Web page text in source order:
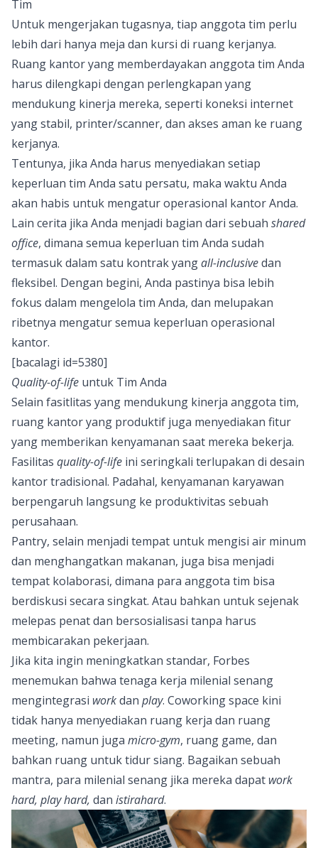
Tim
Untuk mengerjakan tugasnya, tiap anggota tim perlu
lebih dari hanya meja dan kursi di ruang kerjanya.
Ruang kantor yang memberdayakan anggota tim Anda
harus dilengkapi dengan perlengkapan yang
mendukung kinerja mereka, seperti koneksi internet
yang stabil, printer/scanner, dan akses aman ke ruang
kerjanya.
Tentunya, jika Anda harus menyediakan setiap
keperluan tim Anda satu persatu, maka waktu Anda
akan habis untuk mengatur operasional kantor Anda.
Lain cerita jika Anda menjadi bagian dari sebuah shared
office, dimana semua keperluan tim Anda sudah
termasuk dalam satu kontrak yangall-inclusivedan
fleksibel. Dengan begini, Anda pastinya bisa lebih
fokus dalam mengelola tim Anda, dan melupakan
ribetnya mengatur semua keperluan operasional
kantor.
[bacalagi id=5380]
Quality-of-life untuk Tim Anda
Selain fasitlitas yang mendukung kinerja anggota tim,
ruang kantor yang produktif juga menyediakan fitur
yang memberikan kenyamanan saat mereka bekerja.
Fasilitas quality-of-life ini seringkali terlupakan di desain
kantor tradisional. Padahal, kenyamanan karyawan
berpengaruh langsung ke produktivitas sebuah
perusahaan.
Pantry, selain menjadi tempat untuk mengisi air minum
dan menghangatkan makanan, juga bisa menjadi
tempat kolaborasi, dimana para anggota tim bisa
berdiskusi secara singkat. Atau bahkan untuk sejenak
melepas penat dan bersosialisasi tanpa harus
membicarakan pekerjaan.
Jika kita ingin meningkatkan standar, Forbes
menemukan bahwa tenaga kerja milenial senang
mengintegrasi workdan play. Coworking space kini
tidak hanya menyediakan ruang kerja dan ruang
meeting, namun juga micro-gym, ruang game, dan
bahkan ruang untuk tidur siang. Bagaikan sebuah
mantra, para milenial senang jika mereka dapat work
hard, play hard, dan istirahard.